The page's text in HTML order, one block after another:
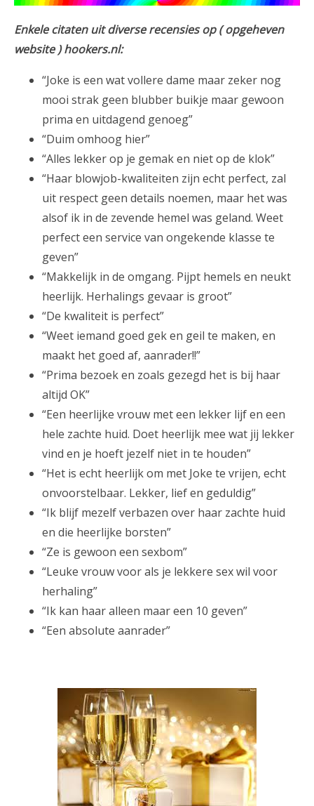
Enkele citaten uit diverse recensies op ( opgeheven
website ) hookers.nl:
“Joke is een wat vollere dame maar zeker nog
mooi strak geen blubber buikje maar gewoon
prima en uitdagend genoeg”
“Duim omhoog hier”
“Alles lekker op je gemak en niet op de klok”
“Haar blowjob-kwaliteiten zijn echt perfect, zal
uit respect geen details noemen, maar het was
alsof ik in de zevende hemel was geland. Weet
perfect een service van ongekende klasse te
geven”
“Makkelijk in de omgang. Pijpt hemels en neukt
heerlijk. Herhalings gevaar is groot”
“De kwaliteit is perfect”
“Weet iemand goed gek en geil te maken, en
maakt het goed af, aanrader!!”
“Prima bezoek en zoals gezegd het is bij haar
altijd OK”
“Een heerlijke vrouw met een lekker lijf en een
hele zachte huid. Doet heerlijk mee wat jij lekker
vind en je hoeft jezelf niet in te houden”
“Het is echt heerlijk om met Joke te vrijen, echt
onvoorstelbaar. Lekker, lief en geduldig”
“Ik blijf mezelf verbazen over haar zachte huid
en die heerlijke borsten”
“Ze is gewoon een sexbom”
“Leuke vrouw voor als je lekkere sex wil voor
herhaling”
“Ik kan haar alleen maar een 10 geven”
“Een absolute aanrader”